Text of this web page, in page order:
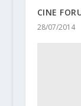
CINE
28/07/2014